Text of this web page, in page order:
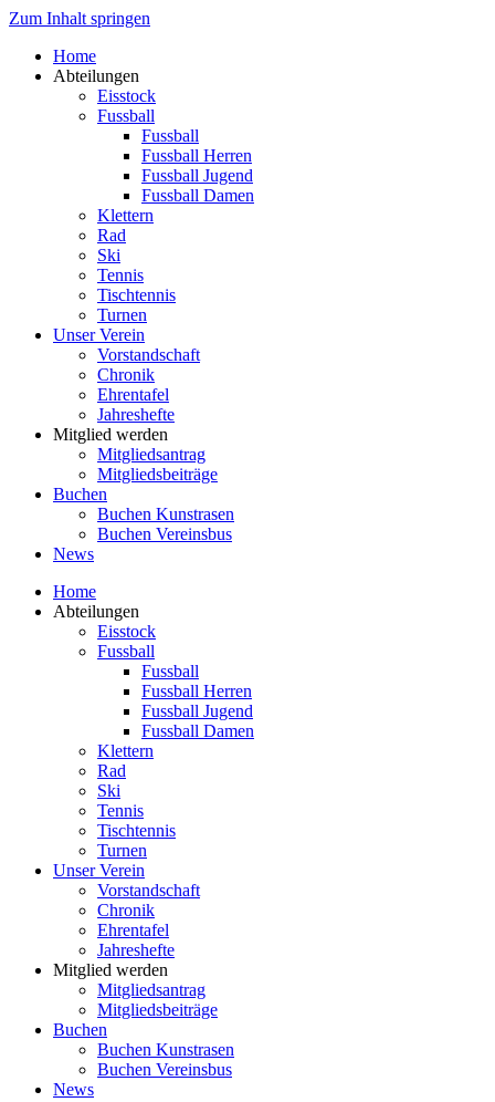
Zum Inhalt springen
Home
Abteilungen
Eisstock
Fussball
Fussball
Fussball Herren
Fussball Jugend
Fussball Damen
Klettern
Rad
Ski
Tennis
Tischtennis
Turnen
Unser Verein
Vorstandschaft
Chronik
Ehrentafel
Jahreshefte
Mitglied werden
Mitgliedsantrag
Mitgliedsbeiträge
Buchen
Buchen Kunstrasen
Buchen Vereinsbus
News
Home
Abteilungen
Eisstock
Fussball
Fussball
Fussball Herren
Fussball Jugend
Fussball Damen
Klettern
Rad
Ski
Tennis
Tischtennis
Turnen
Unser Verein
Vorstandschaft
Chronik
Ehrentafel
Jahreshefte
Mitglied werden
Mitgliedsantrag
Mitgliedsbeiträge
Buchen
Buchen Kunstrasen
Buchen Vereinsbus
News